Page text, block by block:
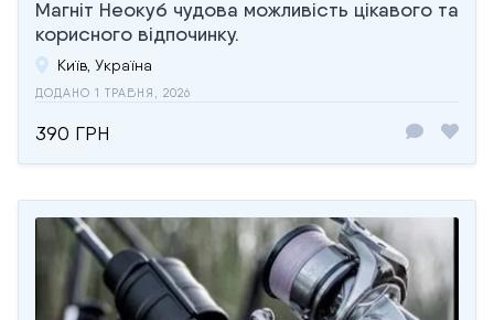
Магніт Неокуб чудова можливість цікавого та
корисного відпочинку.
Київ, Україна
ДОДАНО 1 ТРАВНЯ, 2026
390 ГРН